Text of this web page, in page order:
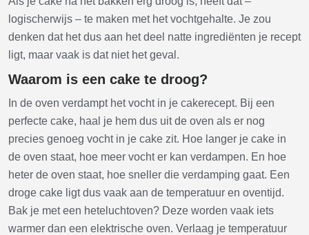
logischerwijs – te maken met het vochtgehalte. Je zou
denken dat het dus aan het deel natte ingrediënten je recept
ligt, maar vaak is dat niet het geval.
Waarom is een cake te droog?
In de oven verdampt het vocht in je cakerecept. Bij een
perfecte cake, haal je hem dus uit de oven als er nog
precies genoeg vocht in je cake zit. Hoe langer je cake in
de oven staat, hoe meer vocht er kan verdampen. En hoe
heter de oven staat, hoe sneller die verdamping gaat. Een
droge cake ligt dus vaak aan de temperatuur en oventijd.
Bak je met een heteluchtoven? Deze worden vaak iets
warmer dan een elektrische oven. Verlaag je temperatuur